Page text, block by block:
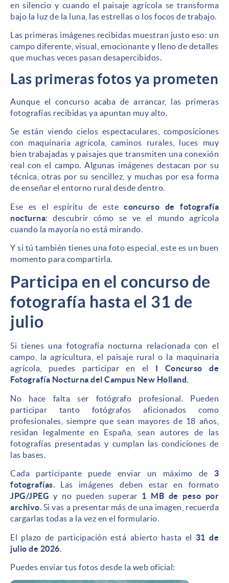
en silencio y cuando el paisaje agrícola se transforma
bajo la luz de la luna, las estrellas o los focos de trabajo.
Las primeras imágenes recibidas muestran justo eso: un
campo diferente, visual, emocionante y lleno de detalles
que muchas veces pasan desapercibidos.
Las primeras fotos ya prometen
Aunque el concurso acaba de arrancar, las primeras
fotografías recibidas ya apuntan muy alto.
Se están viendo cielos espectaculares, composiciones
con maquinaria agrícola, caminos rurales, luces muy
bien trabajadas y paisajes que transmiten una conexión
real con el campo. Algunas imágenes destacan por su
técnica, otras por su sencillez, y muchas por esa forma
de enseñar el entorno rural desde dentro.
Ese es el espíritu de esteconcurso de fotografía
nocturna: descubrir cómo se ve el mundo agrícola
cuando la mayoría no está mirando.
Y si tú también tienes una foto especial, este es un buen
momento para compartirla.
Participa en el concurso de
fotografía hasta el 31 de
julio
Si tienes una fotografía nocturna relacionada con el
campo, la agricultura, el paisaje rural o la maquinaria
agrícola, puedes participar en el
I Concurso de
Fotografía Nocturna del Campus New Holland.
No hace falta ser fotógrafo profesional. Pueden
participar tanto fotógrafos aficionados como
profesionales, siempre que sean mayores de 18 años,
residan legalmente en España, sean autores de las
fotografías presentadas y cumplan las condiciones de
las bases.
Cada participante puede enviar un máximo de 3
fotografías. Las imágenes deben estar en formato
JPG/JPEG y no pueden superar 1 MB de peso por
archivo. Si vas a presentar más de una imagen, recuerda
cargarlas todas a la vez en el formulario.
El plazo de participación está abierto hasta el 31 de
julio de 2026.
Puedes enviar tus fotos desde la web oficial: